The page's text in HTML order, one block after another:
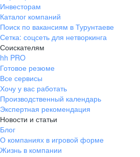
ул. Янковского, д. 169, 7 этаж,
706 каб.
+7 861 205-55-57
pr@krd.hh.ru
Владивосток
пер. Ланинский д. 4, офис 3.4
+7 423 202-33-28
pr@dv.hh.ru
Новосибирск
ул. Большевистская, д. 35,
Инвесторам
Каталог компаний
Поиск по вакансиям в Турунтаеве
Сетка: соцсеть для нетворкинга
Соискателям
hh PRO
Готовое резюме
Все сервисы
Хочу у вас работать
Производственный календарь
Экспертная рекомендация
Новости и статьи
Блог
О компаниях в игровой форме
Жизнь в компании